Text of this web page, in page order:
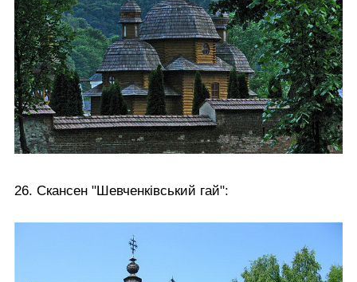
26. Скансен "Шевченківський гай":